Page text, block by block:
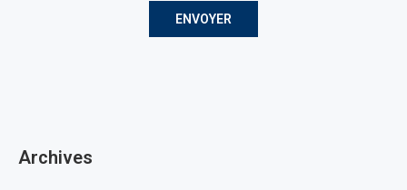
Archives